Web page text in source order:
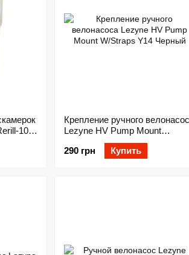
10
Крепление ручного
Lezyne HV Pump Mount
W/Straps Y14 Черный
290 грн
Купить